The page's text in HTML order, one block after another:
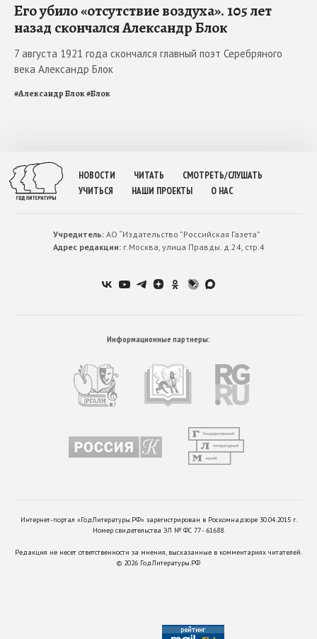
Его убило «отсутствие воздуха». 105 лет
назад скончался Александр Блок
7 августа 1921 года скончался главный поэт Серебряного
века Александр Блок
#Александр Блок#Блок
НОВОСТИ ЧИТАТЬ
СМОТРЕТЬ/СЛУШАТЬ
УЧИТЬСЯ
НАШИ ПРОЕКТЫ О НАС
Учредитель:АО “Издательство ”Российская Газета”
Адрес редакции:г.Москва, улица Правды. д.24, стр.4
Информационные партнеры:
Интернет-портал «ГодЛитературы.РФ» зарегистрирован в Роскомнадзоре 30.04.2015 г.
Номер свидетельства ЭЛ № ФС 77 - 61688.
Редакция не несет ответственности за мнения, высказанные в комментариях читателей.
© 2026 ГодЛитературы.РФ